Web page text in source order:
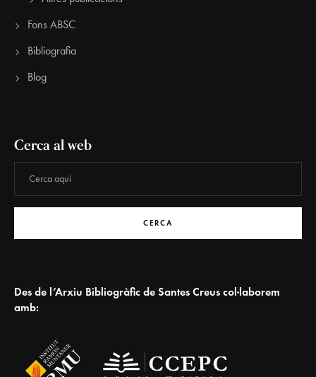
Fons ABSC
Bibliografia
Blog
Cerca al web
CERCA
Des de l’Arxiu Bibliogràfic de Santes Creus col·laborem
amb: